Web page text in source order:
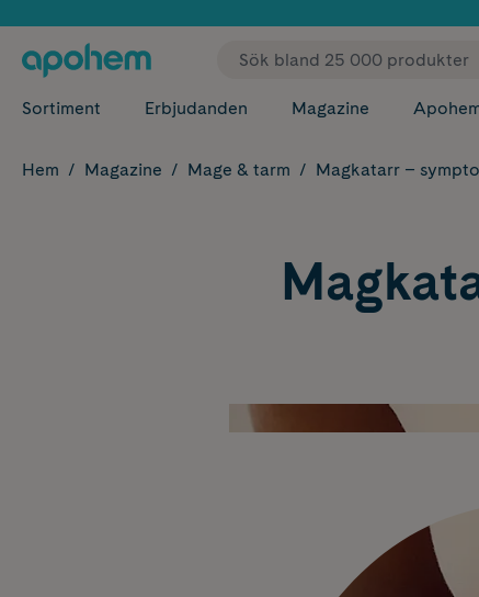
✓
Sortiment Erbjudanden Magazine
Hem Magazine Mage & tarm Magkatarr –